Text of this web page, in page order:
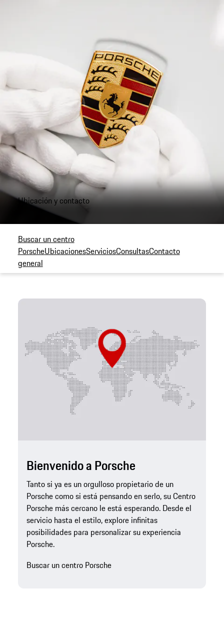
Ubicación y contacto
Buscar un centro
PorscheUbicacionesServiciosConsultasContacto
general
Bienvenido a Porsche
Tanto si ya es un orgulloso propietario de un
Porsche como si está pensando en serlo, su Centro
Porsche más cercano le está esperando. Desde el
servicio hasta el estilo, explore infinitas
posibilidades para personalizar su experiencia
Porsche.
Buscar un centro Porsche